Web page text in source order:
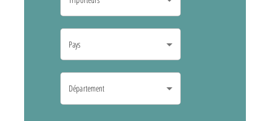
Pays
Département